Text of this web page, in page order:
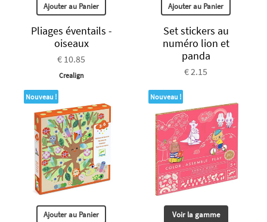
Ajouter au Panier
Pliages éventails -
oiseaux
€ 10.85
Crealign
Ajouter au Panier
Set stickers au
numéro lion et
panda
€ 2.15
Nouveau !
Ajouter au Panier
Nouveau !
Voir la gamme